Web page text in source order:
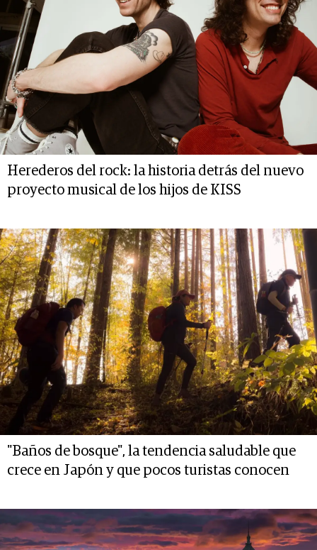
Herederos del rock: la historia detrás del nuevo
proyecto musical de los hijos de KISS
"Baños de bosque", la tendencia saludable que
crece en Japón y que pocos turistas conocen